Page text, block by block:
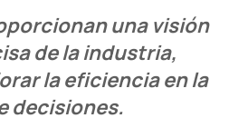
una visión
de la industria,
la eficiencia en la
decisiones.